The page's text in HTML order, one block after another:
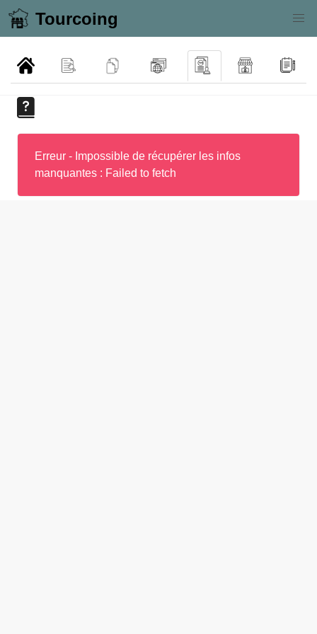
Tourcoing
Erreur - Impossible de récupérer les infos
manquantes : Failed to fetch